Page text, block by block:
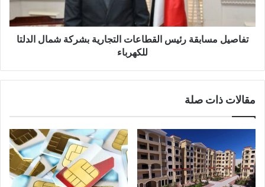
تفاصيل مسابقة رئيس القطاعات التجارية بشركة شمال الدلتا
للكهرباء
مقالات ذات صلة